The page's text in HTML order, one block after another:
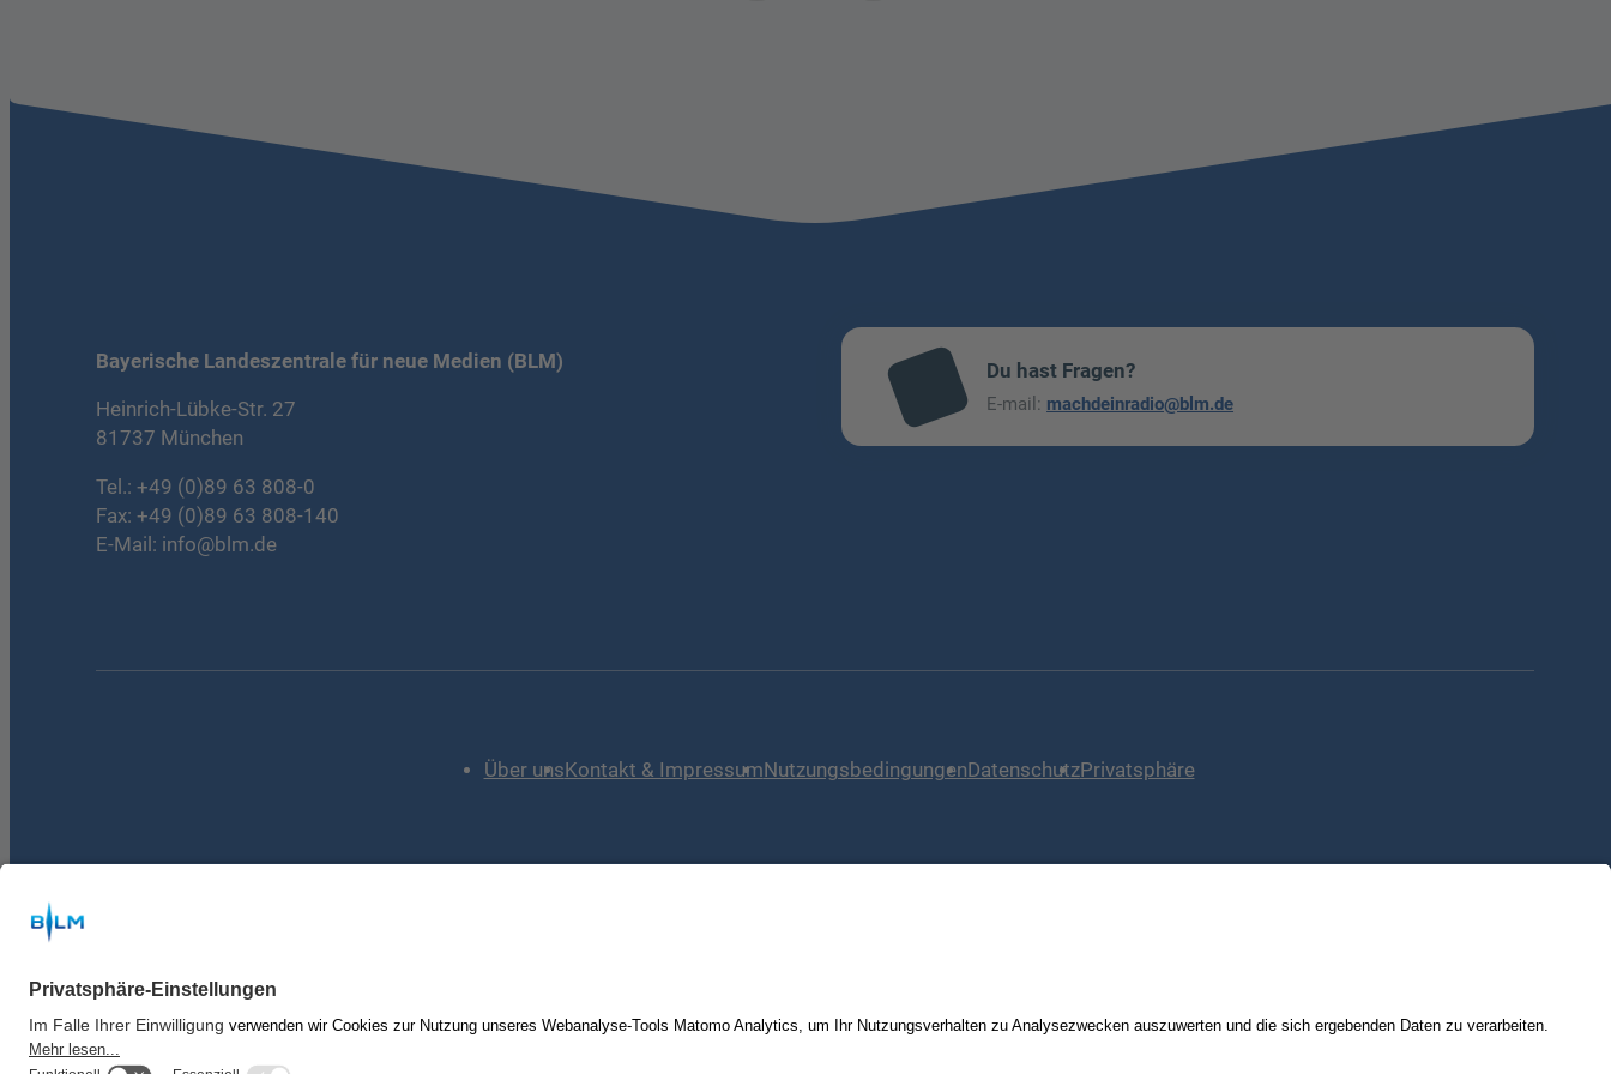
Bayerische Landeszentrale für neue Medien (BLM)
Heinrich-Lübke-Str. 27
81737 München
Tel.: +49 (0)89 63 808-0
Fax: +49 (0)89 63 808-140
E-Mail: info@blm.de
mai
l
Du hast Fragen?
E-mail: machdeinradio@blm.de
Über unsKontakt & ImpressumNutzungsbedingungenDatenschutzPrivatsphäre